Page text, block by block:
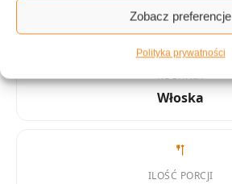
Zobacz preferencje
Polityka prywatności
KUCHNIA
Włoska
ILOŚĆ PORCJI